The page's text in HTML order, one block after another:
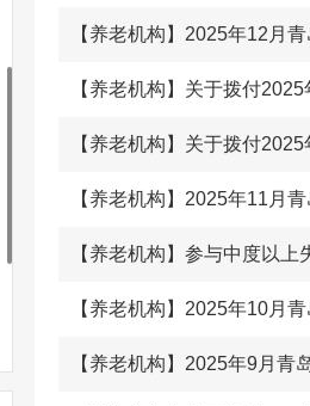
【养老机构】2025年12月
【养老机构】2025年11月
【养老机构】参与中度以
【养老机构】2025年10月
【养老机构】2025年9月青